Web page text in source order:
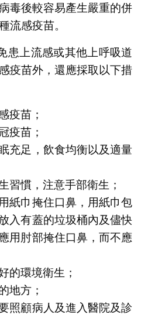
毒後較容易產生嚴重的併
流感疫苗。
患上流感或其他上呼吸道
疫苗外，還應採取以下措
疫苗；
疫苗；
充足，飲食均衡以及適量
習慣，注意手部衛生；
紙巾掩住口鼻，用紙巾包
入有蓋的垃圾桶內及儘快
用肘部掩住口鼻，而不應
的環境衛生；
地方；
照顧病人及進入醫院及診